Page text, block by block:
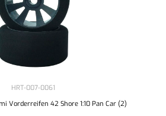
HRT-007-0061
Vorderreifen 42 Shore 1:10 Pan Car (2)